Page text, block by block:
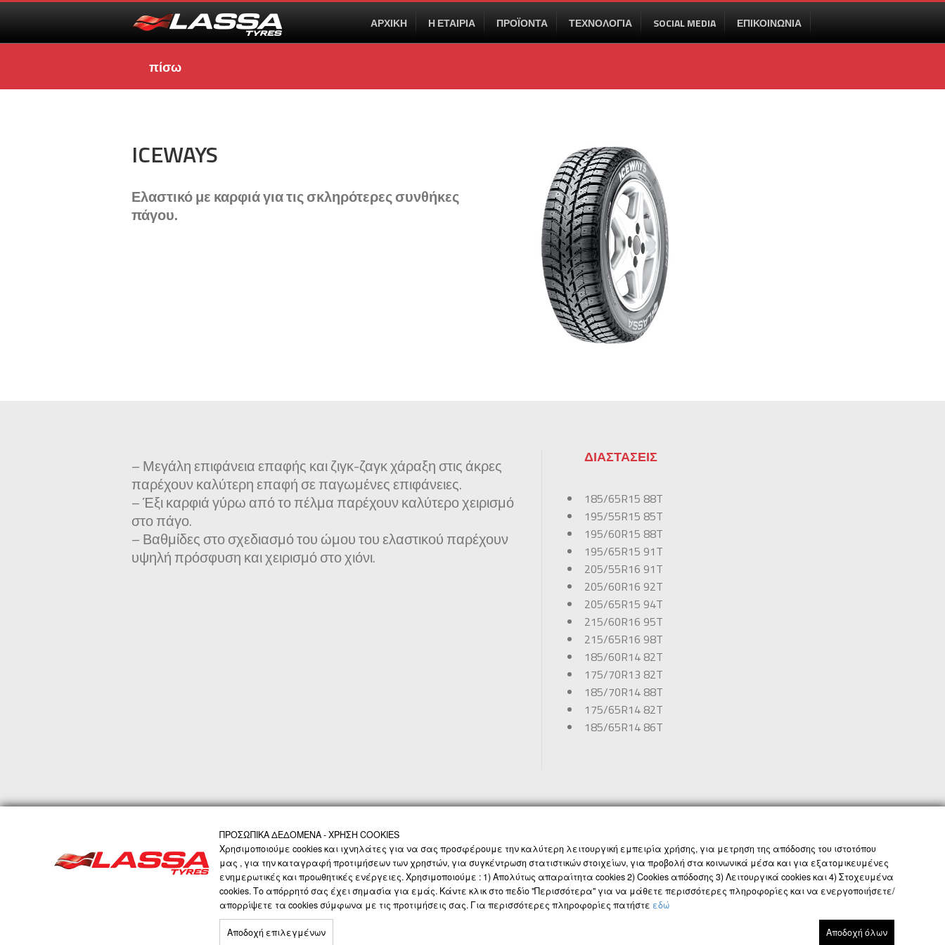
ΑΡΧΙΚΗ Η ΕΤΑΙΡΙΑ ΠΡΟΪΟΝΤΑ ΤΕΧΝΟΛΟΓΙΑ SOCIAL MEDIA ΕΠΙΚΟΙΝΩΝΙΑ
πίσω
ICEWAYS
Ελαστικό με καρφιά για τις σκληρότερες συνθήκες
πάγου.
– Μεγάλη επιφάνεια επαφής και ζιγκ-ζαγκ χάραξη στις άκρες
παρέχουν καλύτερη επαφή σε παγωμένες επιφάνειες.
– Έξι καρφιά γύρω από το πέλμα παρέχουν καλύτερο χειρισμό
στο πάγο.
– Βαθμίδες στο σχεδιασμό του ώμου του ελαστικού παρέχουν
υψηλή πρόσφυση και χειρισμό στο χιόνι.
ΔΙΑΣΤΑΣΕΙΣ
185/65R15 88T
195/55R15 85T
195/60R15 88T
195/65R15 91T
205/55R16 91T
205/60R16 92T
205/65R15 94T
215/60R16 95T
215/65R16 98T
185/60R14 82T
175/70R13 82T
185/70R14 88T
175/65R14 82T
185/65R14 86T
ΠΡΟΪΟΝΤΑ ΤΕΧΝΟΛΟΓΙΑ ΠΡΟΣΩΠΙΚΑ ΔΕΔΟΜΕΝΑ
LASSA COMPANY
ΠΡΟΣΩΠΙΚΑ ΔΕΔΟΜΕΝΑ - ΧΡΗΣΗ COOKIES
Χρησιμοποιούμε cookies και ιχνηλάτες για να σας προσφέρουμε την καλύτερη λειτουργική εμπειρία χρήσης, για μετρηση της απόδοσης του ιστοτόπου
μας , για την καταγραφή προτιμήσεων των χρηστών, για συγκέντρωση στατιστικών στοιχείων, για προβολή στα κοινωνικά μέσα και για εξατομικευμένες
ενημερωτικές και προωθητικές ενέργειες. Χρησιμοποιούμε : 1) Απολύτως απαραίτητα cookies 2) Cookies απόδοσης 3) Λειτουργικά cookies και 4) Στοχευμένα
cookies. Το απόρρητό σας έχει σημασία για εμάς. Κάντε κλικ στο πεδίο "Περισσότερα" για να μάθετε περισσότερες πληροφορίες και να ενεργοποιήσετε/
απορρίψετε τα cookies σύμφωνα με τις προτιμήσεις σας. Για περισσότερες πληροφορίες πατήστε εδώ
Αποδοχή επιλεγμένων Αποδοχή όλων